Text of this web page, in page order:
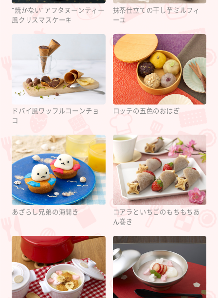
“焼かない”アフタヌーンティー
風クリスマスケーキ
抹茶仕立ての干し芋ミルフィ
ーユ
ドバイ風ワッフルコーンチョ
コ
ロッテの五色のおはぎ
あざらし兄弟の海開き
コアラといちごのもちもちあ
ん巻き